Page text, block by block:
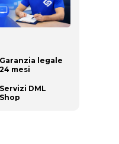
Garanzia legale
24 mesi
Servizi DML
Shop